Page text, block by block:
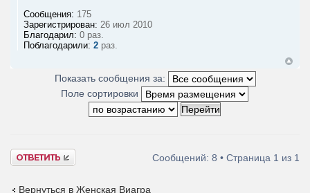
Сообщения: 175
Зарегистрирован: 26 июл 2010
Благодарил: 0 раз.
Поблагодарили: 2 раз.
Показать сообщения за:
Поле сортировки
Ответить Сообщений: 8 • Страница 1 из 1
Вернуться в Женская Виагра